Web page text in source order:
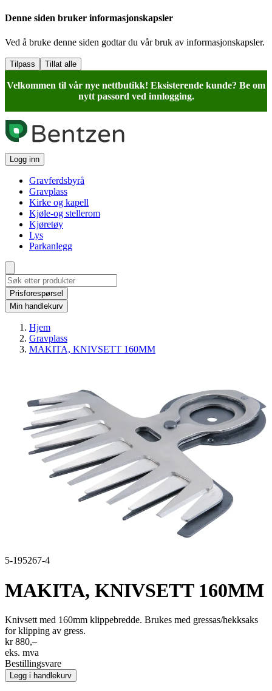
Denne siden bruker informasjonskapsler
Ved å bruke denne siden godtar du vår bruk av informasjonskapsler.
Tilpass Tillat alle
Velkommen til vår nye nettbutikk! Eksisterende kunde? Be om
nytt passord ved innlogging.
Logg inn
Gravferdsbyrå
Gravplass
Kirke og kapell
Kjøle-og stellerom
Kjøretøy
Lys
Parkanlegg
Prisforespørsel
Min handlekurv
Hjem
Gravplass
MAKITA, KNIVSETT 160MM
5-195267-4
MAKITA, KNIVSETT 160MM
Knivsett med 160mm klippebredde. Brukes med gressas/hekksaks
for klipping av gress.
kr 880,–
eks. mva
Bestillingsvare
Legg i handlekurv